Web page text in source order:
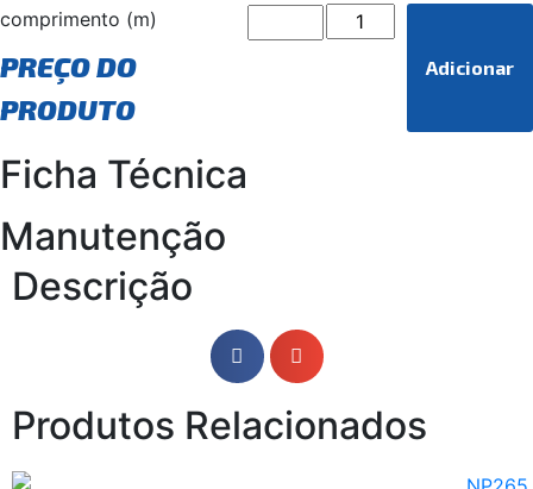
comprimento (m)
PREÇO DO
PRODUTO
Adicionar
Ficha Técnica
Manutenção
Descrição
Produtos Relacionados